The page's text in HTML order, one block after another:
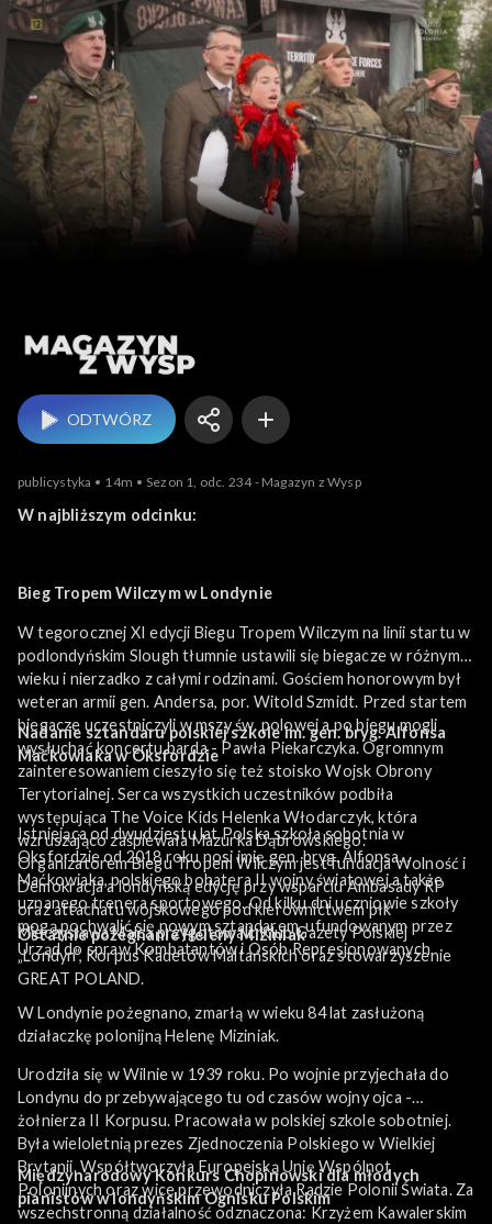
Magazyn z Wysp
ODTWÓRZ
publicystyka 14m Sezon 1, odc. 234 - Magazyn z Wysp
W najbliższym odcinku:
Bieg Tropem Wilczym w Londynie
W tegorocznej XI edycji Biegu Tropem Wilczym na linii startu w
podlondyńskim Slough tłumnie ustawili się biegacze w różnym
wieku i nierzadko z całymi rodzinami. Gościem honorowym był
weteran armii gen. Andersa, por. Witold Szmidt. Przed startem
biegacze uczestniczyli w mszy św. polowej a po biegu mogli
wysłuchać koncertu barda - Pawła Piekarczyka. Ogromnym
zainteresowaniem cieszyło się też stoisko Wojsk Obrony
Terytorialnej. Serca wszystkich uczestników podbiła
występująca The Voice Kids Helenka Włodarczyk, która
wzruszająco zaśpiewała Mazurka Dąbrowskiego.
Organizatorem Biegu Tropem Wilczym jest fundacja Wolność i
Demokracja a londyńską edycję przy wsparciu Ambasady RP
oraz attachatu wojskowego pod kierownictwem płk
Mieczysława Malca przygotowali: Klub Gazety Polskiej
„Londyn”, Korpus Kadetów Maltańskich oraz stowarzyszenie
GREAT POLAND.
Nadanie sztandaru polskiej szkole im. gen. bryg. Alfonsa
Maćkowiaka w Oksfordzie
Istniejąca od dwudziestu lat Polska szkoła sobotnia w
Oksfordzie od 2018 roku nosi imię gen. bryg. Alfonsa
Maćkowiaka, polskiego bohatera II wojny światowej a także
uznanego trenera sportowego. Od kilku dni uczniowie szkoły
mogą pochwalić się nowym sztandarem, ufundowanym przez
Urząd do spraw Kombatantów i Osób Represjonowanych.
Ostatnie pożegnanie Heleny Miziniak
W Londynie pożegnano, zmarłą w wieku 84 lat zasłużoną
działaczkę polonijną Helenę Miziniak.
Urodziła się w Wilnie w 1939 roku. Po wojnie przyjechała do
Londynu do przebywającego tu od czasów wojny ojca -
żołnierza II Korpusu. Pracowała w polskiej szkole sobotniej.
Była wieloletnią prezes Zjednoczenia Polskiego w Wielkiej
Brytanii. Współtworzyła Europejską Unię Wspólnot
Polonijnych oraz wice przewodniczyła Radzie Polonii Świata. Za
wszechstronną działalność odznaczona: Krzyżem Kawalerskim
Międzynarodowy Konkurs Chopinowski dla młodych
pianistów w londyńskim Ognisku Polskim